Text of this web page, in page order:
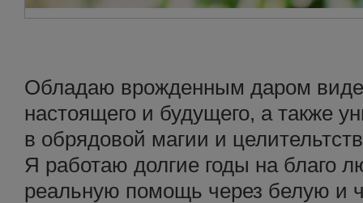
Обладаю врожденным даром
настоящего и будущего, а также
в обрядовой магии и
Я работаю долгие годы на благо
реальную помощь через белую и